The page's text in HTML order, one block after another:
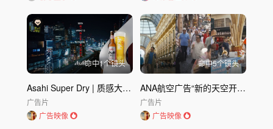
命中1个镜头
Asahi Super Dry | 质感大片，一饮入魂
广告片
广告映像
命中5个镜头
ANA航空广告“新的天空开始了”｜全日空 ANA
广告片
广告映像